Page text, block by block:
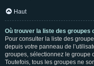
Haut
Où trouver la liste des groupes
Pour consulter la liste des
depuis votre panneau de
groupes, sélectionnez le groupe
Toutefois, tous les groupes ne